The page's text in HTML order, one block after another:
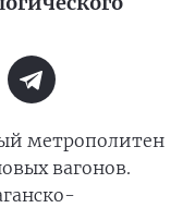
метрополитен
вагонов.